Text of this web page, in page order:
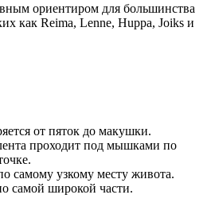
ориентиром для большинства
как Reima, Lenne, Huppa, Joiks и
от пяток до макушки.
проходит под мышками по
самому узкому месту живота.
самой широкой части.